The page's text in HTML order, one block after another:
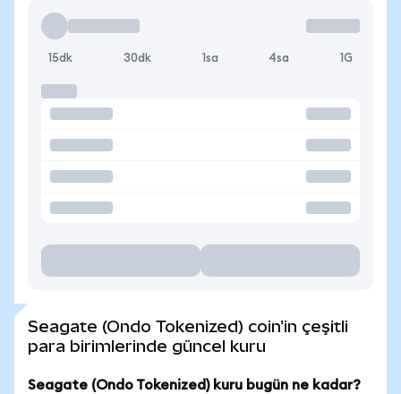
15dk 30dk 1sa 4sa 1G
Seagate (Ondo Tokenized) coin'in çeşitli
para birimlerinde güncel kuru
Seagate (Ondo Tokenized) kuru bugün ne kadar?